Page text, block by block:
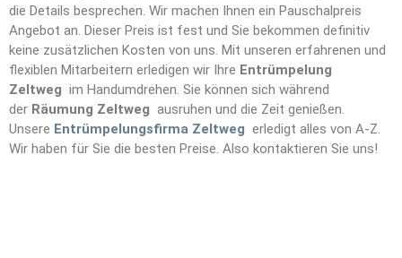
die Details besprechen. Wir machen Ihnen ein Pauschalpreis
Angebot an. Dieser Preis ist fest und Sie bekommen definitiv
keine zusätzlichen Kosten von uns. Mit unseren erfahrenen und
flexiblen Mitarbeitern erledigen wir Ihre Entrümpelung
Zeltweg im Handumdrehen. Sie können sich während
der Räumung Zeltweg ausruhen und die Zeit genießen.
Unsere Entrümpelungsfirma Zeltweg erledigt alles von A-Z.
Wir haben für Sie die besten Preise. Also kontaktieren Sie uns!